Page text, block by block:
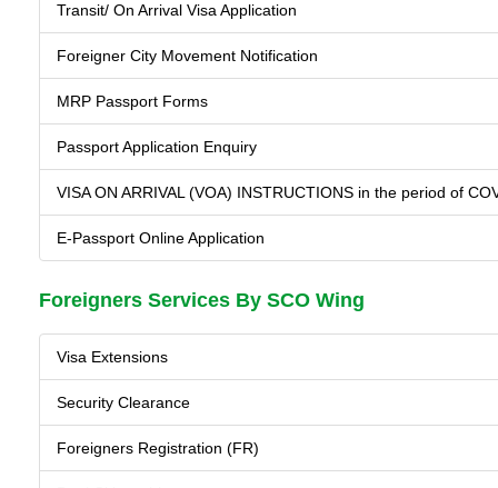
Transit/ On Arrival Visa Application
Foreigner City Movement Notification
MRP Passport Forms
Passport Application Enquiry
VISA ON ARRIVAL (VOA) INSTRUCTIONS in the period of
E-Passport Online Application
Foreigners Services By SCO Wing
Visa Extensions
Security Clearance
Foreigners Registration (FR)